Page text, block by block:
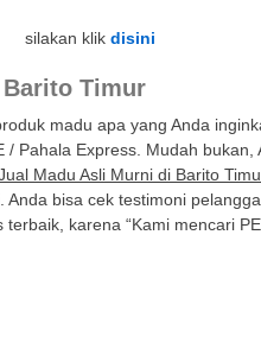
silakan klik disini
Timur
madu apa yang Anda
/ Pahala Express. Mudah
Madu Asli Murni di Barito
bisa cek testimoni
karena “Kami mencari